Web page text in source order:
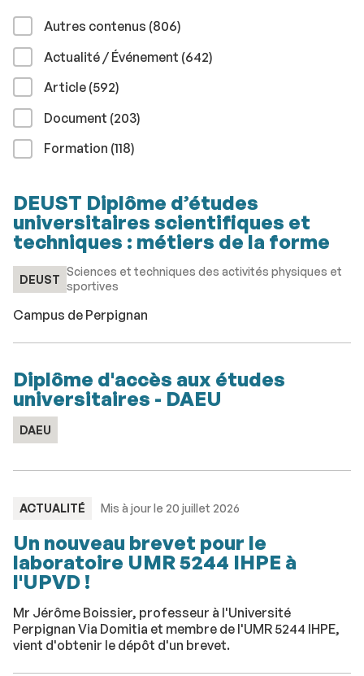
Autres contenus (806résultats
)
Actualité / Événement (642résultats
)
Article (592résultats
)
Document (203résultats
)
Formation (118résultats
)
DEUST Diplôme d’études
universitaires scientifiques et
techniques : métiers de la forme
DEUST
Sciences et techniques des activités physiques et
sportives
Campus de Perpignan
Diplôme d'accès aux études
universitaires - DAEU
DAEU
TYPE
ACTUALITÉ Mis à jour le 20 juillet 2026
Un nouveau brevet pour le
laboratoire UMR 5244 IHPE à
l'UPVD !
Mr Jérôme Boissier, professeur à l'Université
Perpignan Via Domitia et membre de l'UMR 5244 IHPE,
vient d'obtenir le dépôt d'un brevet.